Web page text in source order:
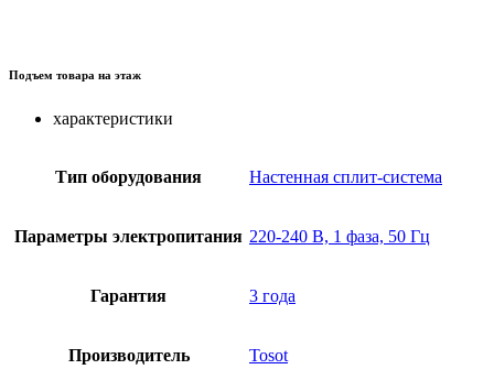
Подъем товара на этаж
характеристики
Тип оборудования Настенная сплит-система
Параметры электропитания 220-240 В, 1 фаза, 50 Гц
Гарантия 3 года
Производитель Tosot